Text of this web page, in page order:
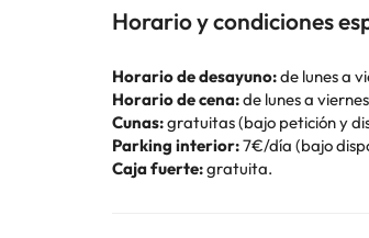
Horario y condiciones
Horario de desayuno:de lunes a
Horario de cena:de lunes a
Cunas:gratuitas (bajo petición y
Parking interior:7€/día (bajo
Caja fuerte:gratuita.